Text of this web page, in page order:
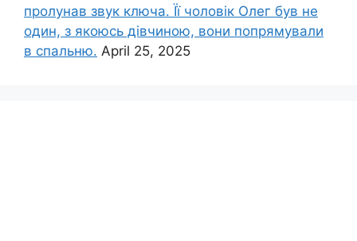
пролунав звук ключа. Її чоловік Олег був не
один, з якоюсь дівчиною, вони попрямували
в спальню. April 25, 2025